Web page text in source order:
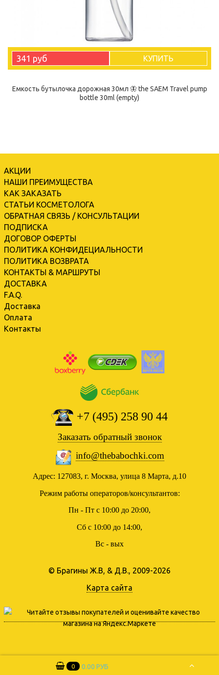
341 руб КУПИТЬ
Емкость бутылочка дорожная 30мл 🦋 the SAEM Travel pump
bottle 30ml (empty)
АКЦИИ
НАШИ ПРЕИМУЩЕСТВА
КАК ЗАКАЗАТЬ
СТАТЬИ КОСМЕТОЛОГА
ОБРАТНАЯ СВЯЗЬ / КОНСУЛЬТАЦИИ
ПОДПИСКА
ДОГОВОР ОФЕРТЫ
ПОЛИТИКА КОНФИДЕЦИАЛЬНОСТИ
ПОЛИТИКА ВОЗВРАТА
КОНТАКТЫ & МАРШРУТЫ
ДОСТАВКА
F.A.Q.
Доставка
Оплата
Контакты
+7 (495) 258 90 44
Заказать обратный звонок
info@thebabochki.com
Адрес: 127083, г. Москва, улица 8 Марта, д.10
Режим работы операторов/консультантов:
Пн - Пт с 10:00 до 20:00,
Сб с 10:00 до 14:00,
Вс - вых
© Брагины Ж.В, & Д.В., 2009-2026
Карта сайта
0 0.00 РУБ